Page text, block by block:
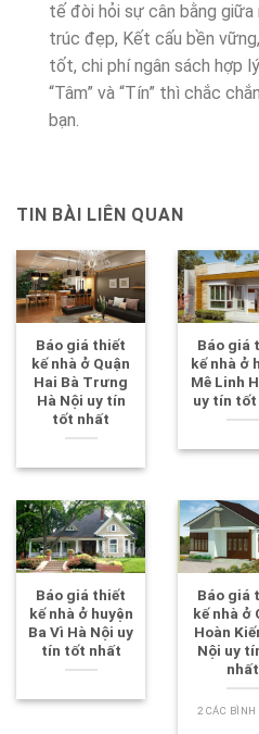
tế đòi hỏi sự cân bằng giữa
trúc đẹp, Kết cấu bền
tốt, chi phí ngân sách hợp
“Tâm” và “Tín” thì chắc
bạn.
TIN BÀI LIÊN QUAN
Báo giá thiết
kế nhà ở Quận
Hai Bà Trưng
Hà Nội uy tín
tốt nhất
Báo giá
kế nhà ở
Mê Linh
uy tín tốt
Báo giá thiết
kế nhà ở huyện
Ba Vì Hà Nội uy
tín tốt nhất
Báo giá
kế nhà ở
Hoàn
Nội uy
nhất
2 CÁC BÌNH